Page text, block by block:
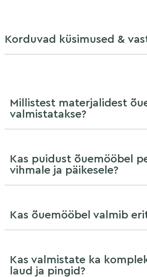
Korduvad küsimused &
Millistest materjalidest
valmistatakse?
Kas puidust õuemööbel
vihmale ja päikesele?
Kas õuemööbel valmib
Kas valmistate ka
laud ja pingid?